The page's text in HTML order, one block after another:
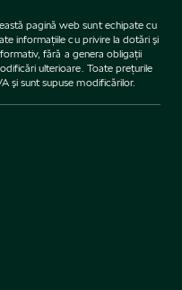
pagină web sunt echipate cu
informaţiile cu privire la dotări şi
fără a genera obligaţii
ulterioare. Toate preţurile
şi sunt supuse modificărilor.